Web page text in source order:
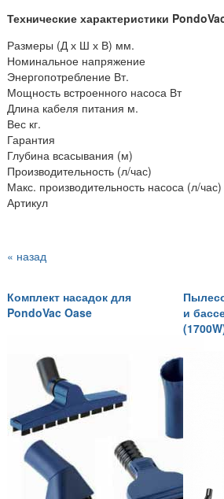
Технические характеристики
Размеры (Д х Ш х В) мм.
Номинальное напряжение
Энергопотребление Вт.
Мощность встроенного насоса Вт
Длина кабеля питания м.
Вес кг.
Гарантия
Глубина всасывания (м)
Производительность (л/час)
Макс. производительность насоса (л/час)
Артикул
« назад
Комплект насадок для
PondoVac Oase
и